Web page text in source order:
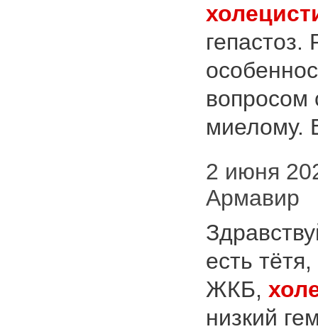
гепастоз.
вопросом
миелому.
2 июня
Армавир
есть
ЖКБ,
низкий